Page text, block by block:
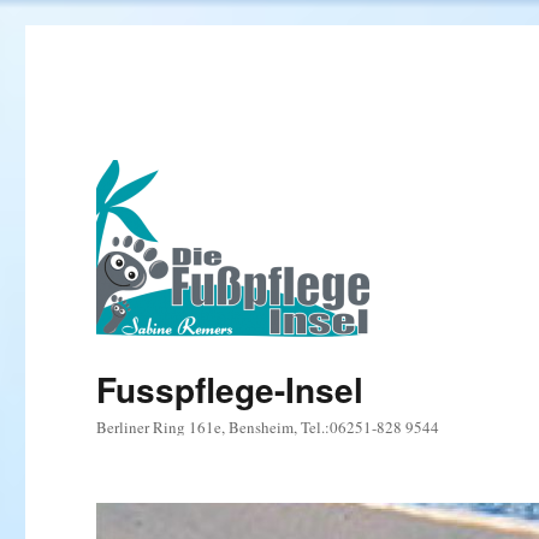
Fusspflege-Insel
Berliner Ring 161e, Bensheim, Tel.:06251-828 9544